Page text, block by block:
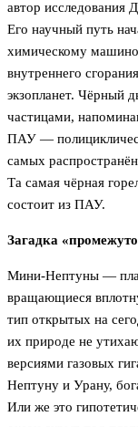
автор исследования
Его научный путь
химическому
внутреннего
экзопланет. Чёрный
частицами,
ПАУ —
самых
Та самая чёрная
состоит из ПАУ.
Загадка
Мини-Нептуны —
вращающиеся
тип открытых на
их природе не
версиями газовых
Нептуну и Урану,
Или же это